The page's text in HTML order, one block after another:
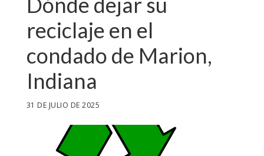
reciclaje en el
condado de Marion,
Indiana
31 DE JULIO DE 2025